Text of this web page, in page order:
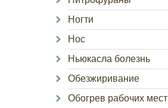
Ногти
Нос
Ньюкасла болезнь
Обезжиривание
Обогрев рабочих мест